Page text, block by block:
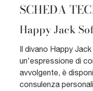
SCHEDA
Happy Jack
Il divano Happy
un'espressione di
avvolgente, è
consulenza